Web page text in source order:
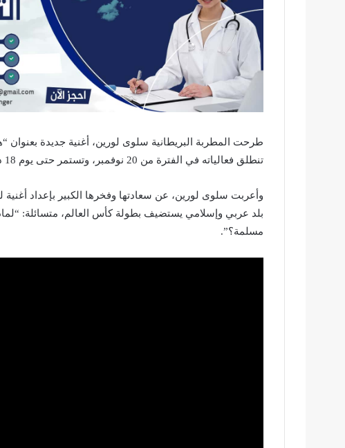
تنطلق فعالياته في الفترة من 20 نوفمبر، وتستمر حتى يوم 18 ديسمبر المقبل، بدولة قطر.
وأعربت سلوى لورين، عن سعادتها وفخرها الكبير بإعداد
بلد عربي وإسلامي يستضيف بطولة كأس العالم، متسائلة:
مسلمة؟”.